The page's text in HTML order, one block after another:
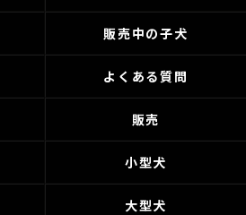
販売中の子犬
よくある質問
販売
小型犬
大型犬